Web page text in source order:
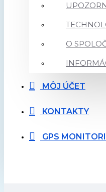
O
MÔJ ÚČET
KONTAKTY
GPS